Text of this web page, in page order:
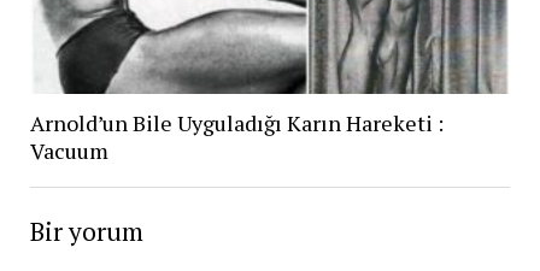
Arnold’un Bile Uyguladığı Karın Hareketi :
Vacuum
Bir yorum